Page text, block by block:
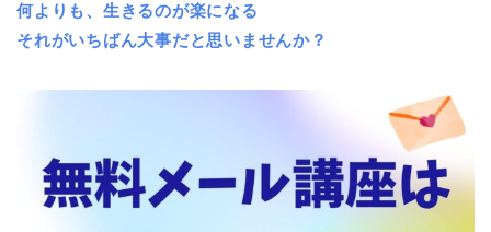
何よりも、生きるのが楽になる
それがいちばん大事だと思いませんか？